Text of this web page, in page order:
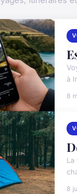
à
8
La
8